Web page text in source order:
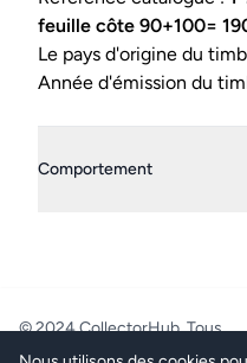
feuille côte 90+100=
Le pays d'origine du
Année d'émission du
Comportement
© 2024 CollectorHub. Tous
droits réservés.